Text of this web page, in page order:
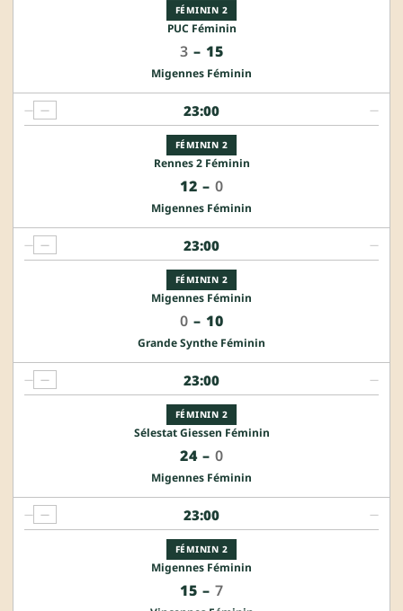
FÉMININ 2
PUC Féminin
3 – 15
Migennes Féminin
23:00
FÉMININ 2
Rennes 2 Féminin
12 – 0
Migennes Féminin
— — —
23:00
FÉMININ 2
Migennes Féminin
0 – 10
Grande Synthe Féminin
— — —
23:00
FÉMININ 2
Sélestat Giessen Féminin
24– 0
Migennes Féminin
— — —
23:00
FÉMININ 2
Migennes Féminin
15 – 7
— — —